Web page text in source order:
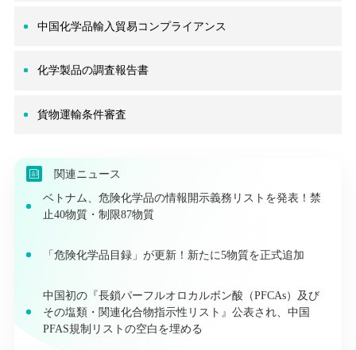
中国化学品輸入貿易コンプライアンス
化学製品の調査報告書
貨物運輸条件審査
関連ニュース
ベトナム、危険化学品の情報開示義務リストを発表！禁
止40物質・制限87物質
「危険化学品目録」が更新！新たに5物質を正式追加
中国初の『長鎖パーフルオロカルボン酸（PFCAs）及び
その塩類・関連化合物指示性リスト』公表され、中国
PFAS規制リストの空白を埋める